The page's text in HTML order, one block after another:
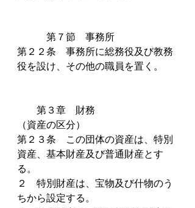
第７節　事務所
第２２条　事務所に総務役及び教務
役を設け、その他の職員を置く。
第３章　財務
（資産の区分）
第２３条　この団体の資産は、特別
資産、基本財産及び普通財産とす
る。
２　特別財産は、宝物及び什物のう
ちから設定する。